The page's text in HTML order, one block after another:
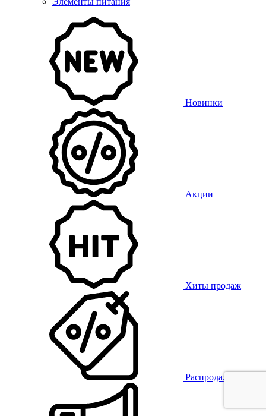
Новинки
Акции
Хиты продаж
Распродажа